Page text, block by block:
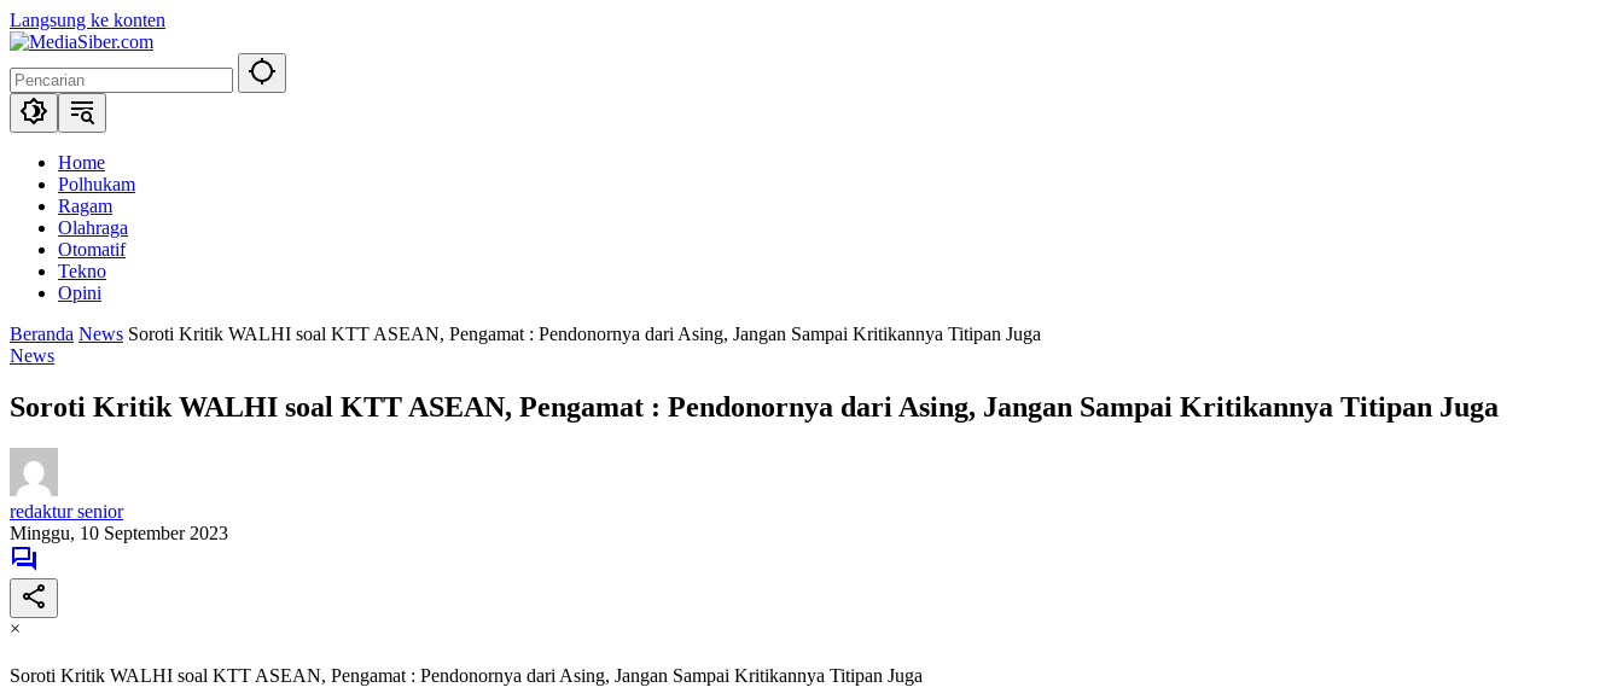
Langsung ke konten
Home
Polhukam
Ragam
Olahraga
Otomatif
Tekno
Opini
Beranda News Soroti Kritik WALHI soal KTT ASEAN, Pengamat : Pendonornya dari Asing, Jangan Sampai Kritikannya Titipan Juga
News
Soroti Kritik WALHI soal KTT ASEAN, Pengamat : Pendonornya dari Asing, Jangan Sampai Kritikannya Titipan Juga
redaktur senior
Minggu, 10 September 2023
×
Soroti Kritik WALHI soal KTT ASEAN, Pengamat : Pendonornya dari Asing, Jangan Sampai Kritikannya Titipan Juga